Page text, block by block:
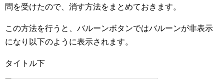
問を受けたので、消す方法をまとめておきます。
この方法を行うと、バルーンボタンではバルーンが非表示
になり以下のように表示されます。
タイトル下